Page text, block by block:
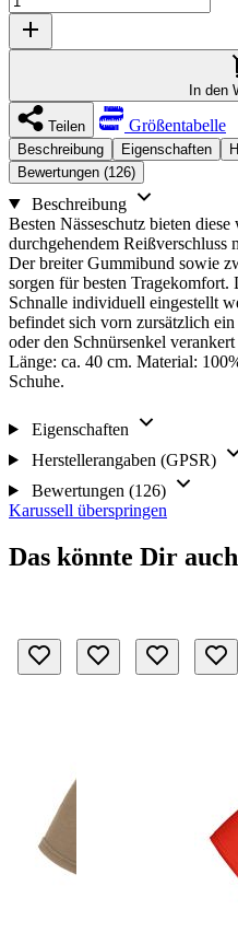
In den
Teilen Größentabelle
Beschreibung Eigenschaften
Bewertungen (126)
Beschreibung
Besten Nässeschutz bieten
durchgehendem Reißverschluss
Der breiter Gummibund sowie
sorgen für besten Tragekomfort.
Schnalle individuell eingestellt
befindet sich vorn zursätzlich
oder den Schnürsenkel
Länge: ca. 40 cm. Material:
Schuhe.
Eigenschaften
Herstellerangaben (GPSR)
Bewertungen (126)
Karussell überspringen
Das könnte Dir